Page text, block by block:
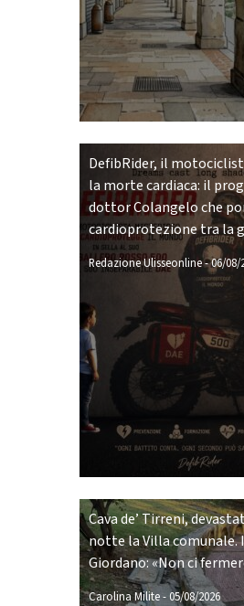
DefibRider, il
la morte cardiaca: il
dottor Colangelo che
cardioprotezione tra la
Redazione Ulisseonline-06/08/
Cava de’ Tirreni,
notte la Villa comunale.
Giordano: «Non ci
Carolina Milite- 05/08/2026